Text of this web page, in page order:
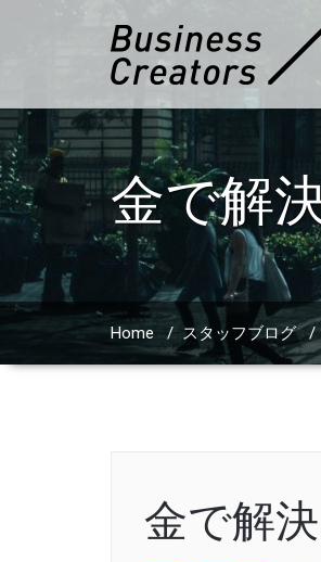
金で解
Home / スタッフブログ/
金で解